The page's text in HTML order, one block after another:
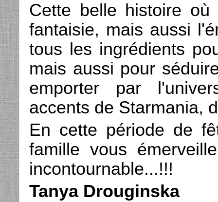
Cette belle histoire
fantaisie, mais aussi
tous les ingrédients
mais aussi pour
emporter par
accents de Starmania,
En cette période de
famille vous
incontournable...!!!
Tanya Drouginska